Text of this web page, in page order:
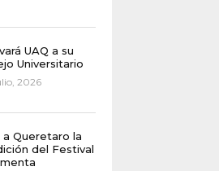
UAQ a su
Universitario
2026
a Queretaro la
del Festival